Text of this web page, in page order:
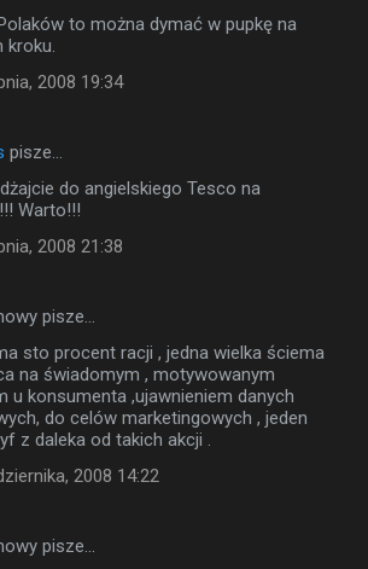
to można dymać w pupkę na
kroku.
2008 19:34
pisze…
do angielskiego Tesco na
Warto!!!
2008 21:38
pisze…
sto procent racji , jedna wielka ściema
na świadomym , motywowanym
u konsumenta ,ujawnieniem danych
do celów marketingowych , jeden
z daleka od takich akcji .
2008 14:22
pisze…